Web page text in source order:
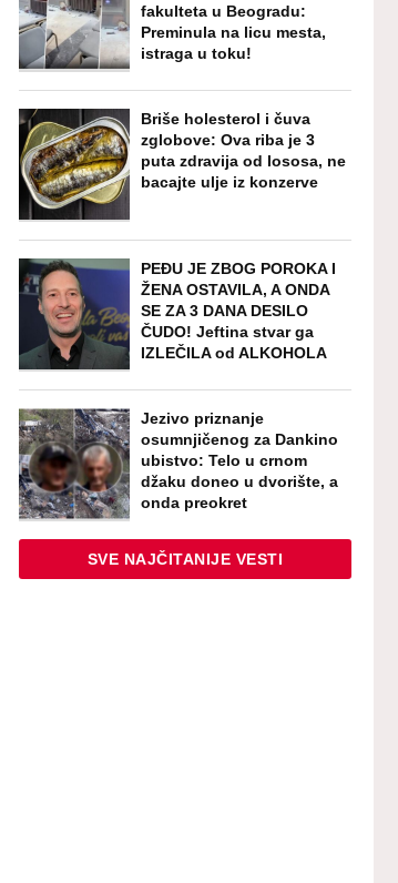
fakulteta u Beogradu:
Preminula na licu mesta,
istraga u toku!
Briše holesterol i čuva
zglobove: Ova riba je 3
puta zdravija od lososa, ne
bacajte ulje iz konzerve
PEĐU JE ZBOG POROKA I
ŽENA OSTAVILA, A ONDA
SE ZA 3 DANA DESILO
ČUDO! Jeftina stvar ga
IZLEČILA od ALKOHOLA
Jezivo priznanje
osumnjičenog za Dankino
ubistvo: Telo u crnom
džaku doneo u dvorište, a
onda preokret
SVE NAJČITANIJE VESTI